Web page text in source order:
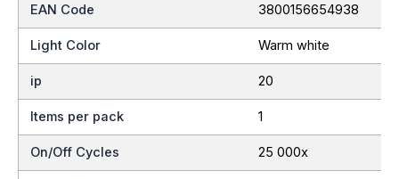
EAN Code 3800156654938
Light Color Warm white
ip 20
Items per pack 1
On/Off Cycles 25 000x